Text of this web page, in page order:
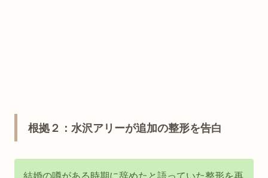
根拠２：水沢アリーが追加の整形を告白
結婚の噂がある時期に辞めたと語っていた整形を再